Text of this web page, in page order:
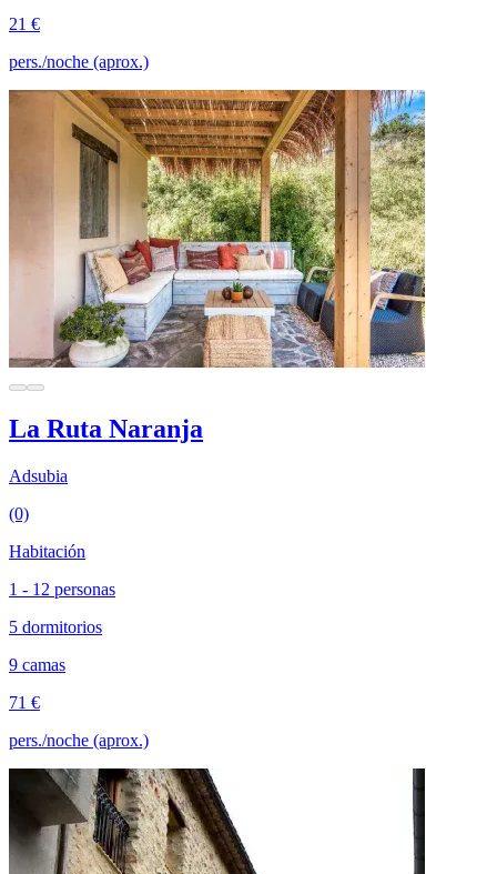
21 €
pers./noche (aprox.)
La Ruta Naranja
Adsubia
(0)
Habitación
1 - 12 personas
5 dormitorios
9 camas
71 €
pers./noche (aprox.)